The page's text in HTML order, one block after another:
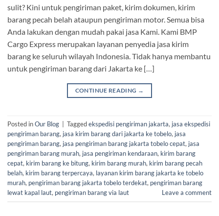
sulit? Kini untuk pengiriman paket, kirim dokumen, kirim
barang pecah belah ataupun pengiriman motor. Semua bisa
Anda lakukan dengan mudah pakai jasa Kami. Kami BMP
Cargo Express merupakan layanan penyedia jasa kirim
barang ke seluruh wilayah Indonesia. Tidak hanya membantu
untuk pengiriman barang dari Jakarta ke […]
CONTINUE READING →
Posted inOur Blog Taggedekspedisi pengiriman jakarta, jasa ekspedisi
pengiriman barang, jasa kirim barang dari jakarta ke tobelo, jasa
pengiriman barang, jasa pengiriman barang jakarta tobelo cepat, jasa
pengiriman barang murah, jasa pengiriman kendaraan, kirim barang
cepat, kirim barang ke bitung, kirim barang murah, kirim barang pecah
belah, kirim barang terpercaya, layanan kirim barang jakarta ke tobelo
murah, pengiriman barang jakarta tobelo terdekat, pengiriman barang
lewat kapal laut, pengiriman barang via laut Leave a comment